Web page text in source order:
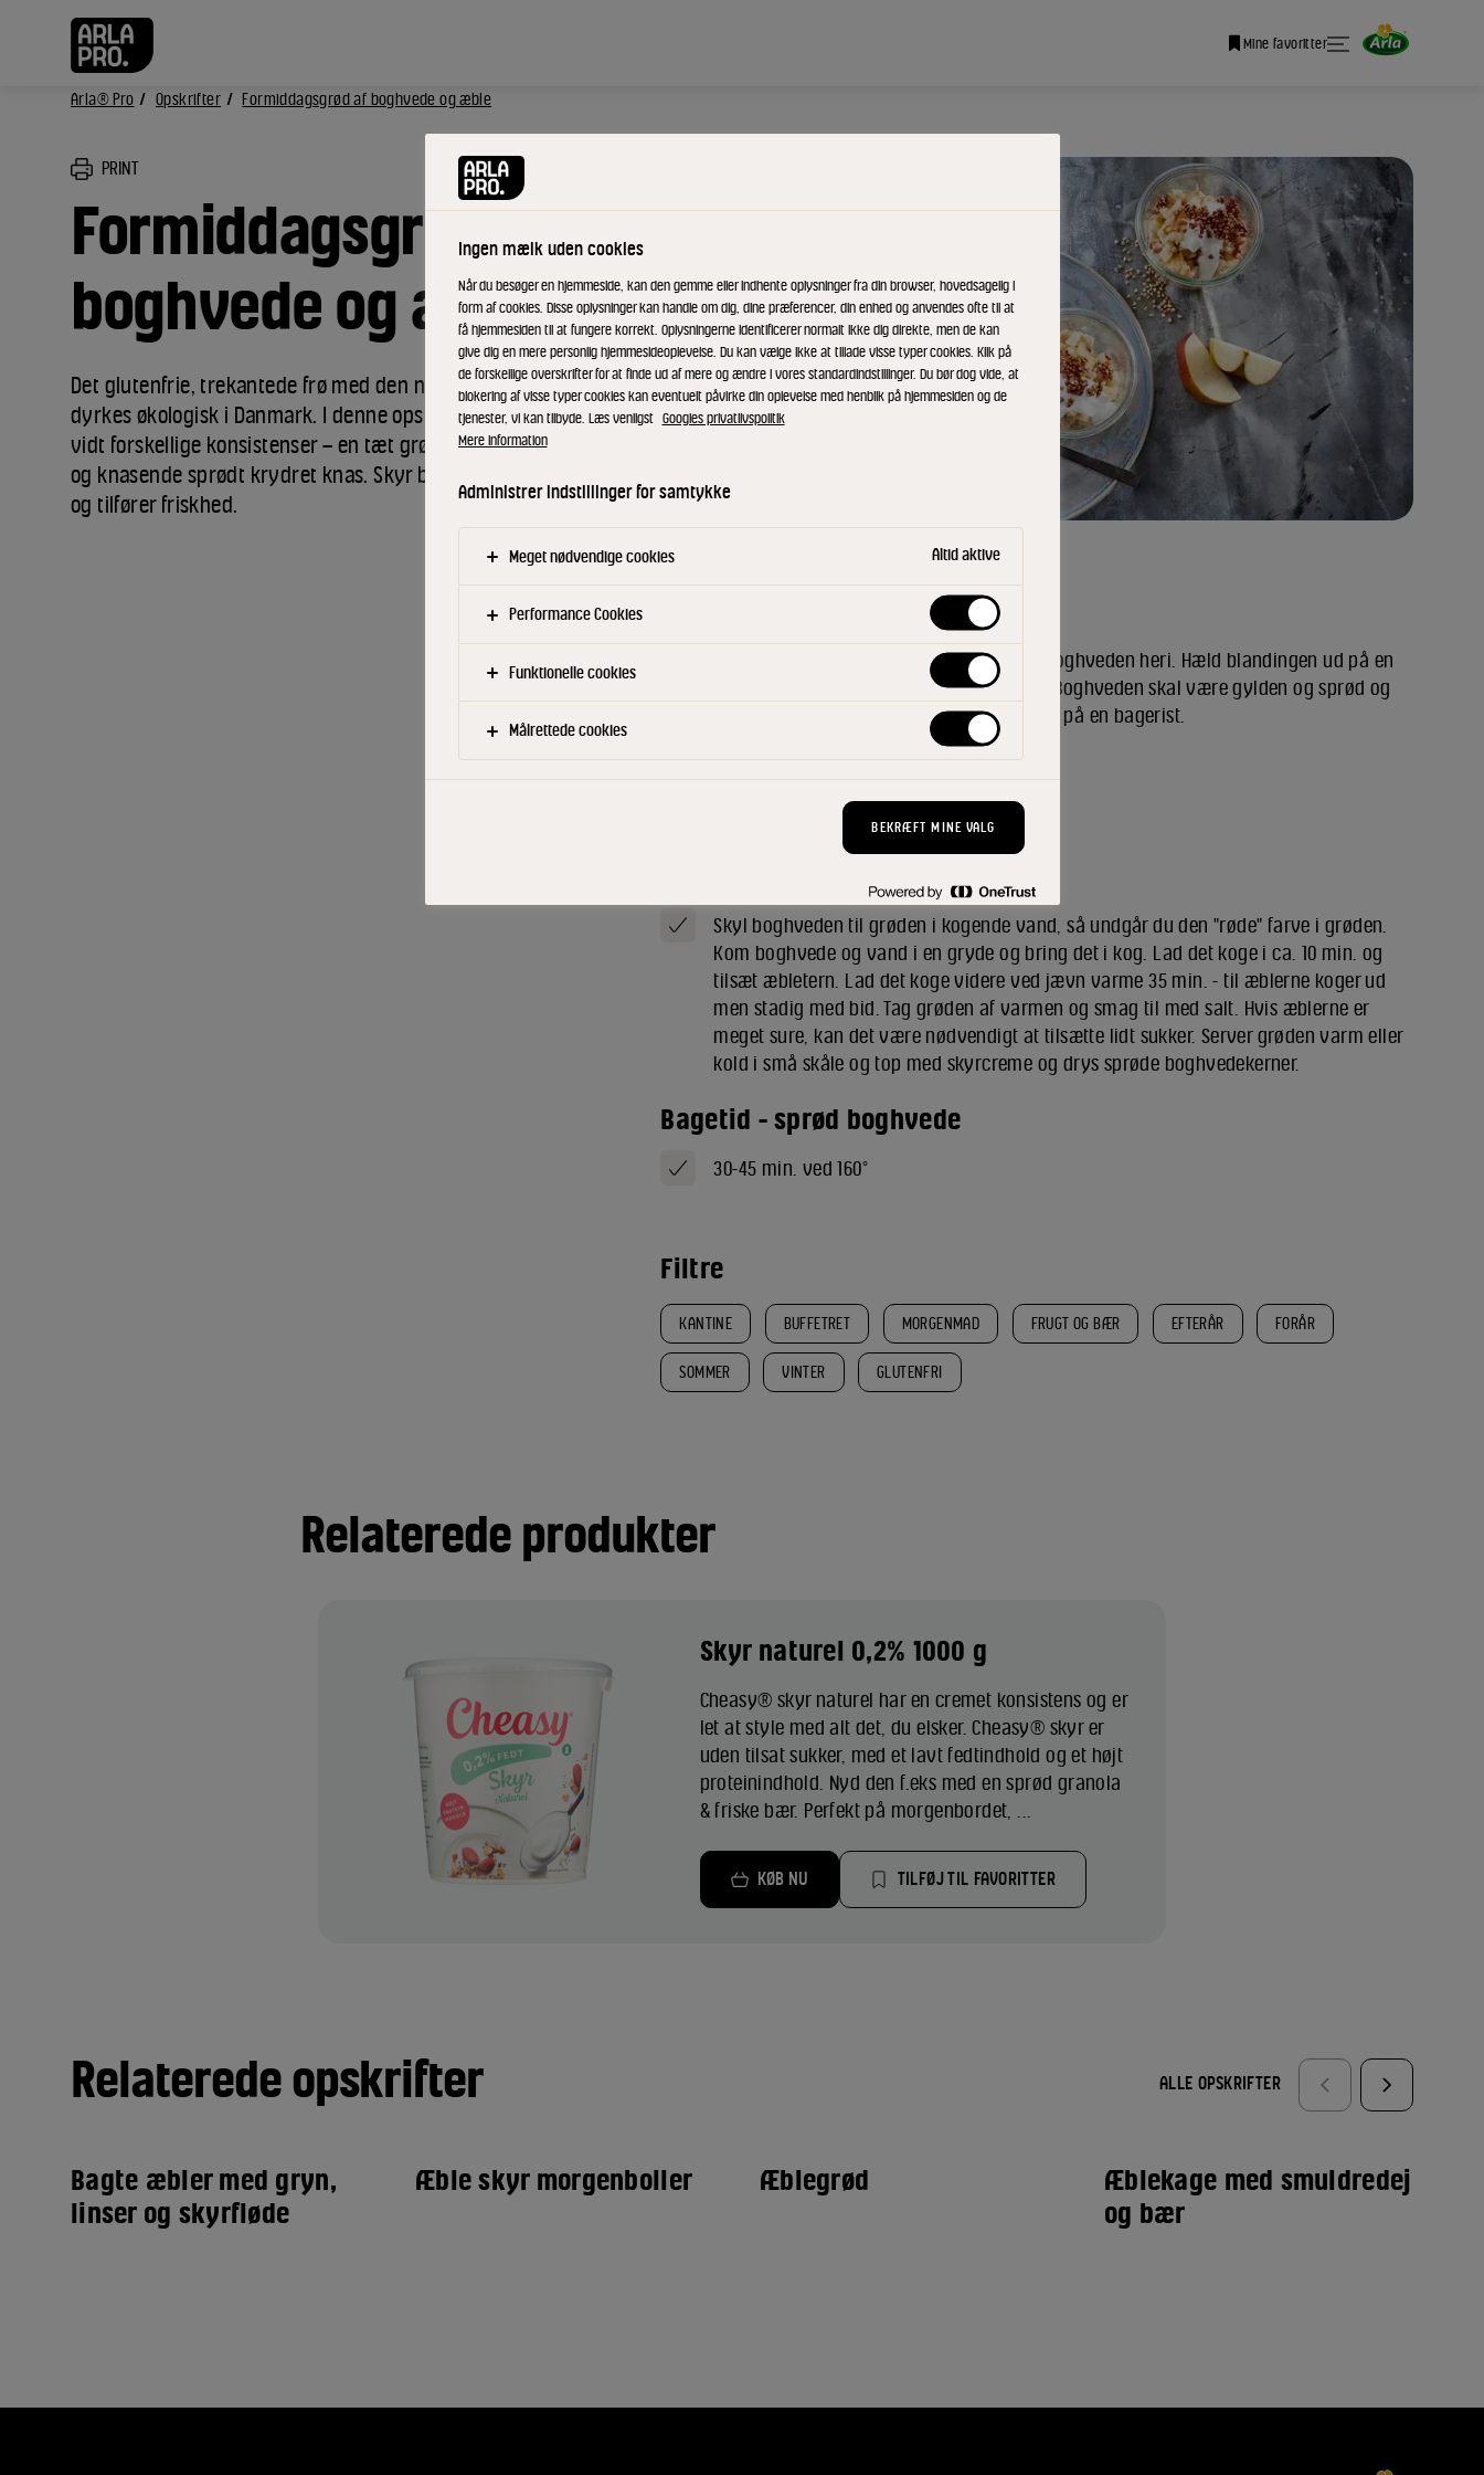
Mine favoritter
Arla® Pro Opskrifter Formiddagsgrød af boghvede og æble
PRINT
Formiddagsgrød af
boghvede og æble
Det glutenfrie, trekantede frø med den nøddeagtige smag
dyrkes økologisk i Danmark. I denne opskrift får du frøet i to
vidt forskellige konsistenser – en tæt grød med syrlige æbler
og knasende sprødt krydret knas. Skyr binder det sammen
og tilfører friskhed.
Smelt sukker og kanel i vandet og bland boghveden heri. Hæld blandingen ud på en
plade med bagepapir og bag det i ovnen. Boghveden skal være gylden og sprød og
sukkeret let karamelliseret. Lad det køle af på en bagerist.
Skyrcreme
Rør skyr sammen med fløde.
Skyl boghveden til grøden i kogende vand, så undgår du den "røde" farve i grøden.
Kom boghvede og vand i en gryde og bring det i kog. Lad det koge i ca. 10 min. og
tilsæt æbletern. Lad det koge videre ved jævn varme 35 min. - til æblerne koger ud
men stadig med bid. Tag grøden af varmen og smag til med salt. Hvis æblerne er
meget sure, kan det være nødvendigt at tilsætte lidt sukker. Server grøden varm eller
kold i små skåle og top med skyrcreme og drys sprøde boghvedekerner.
Bagetid - sprød boghvede
30-45 min. ved 160°
Filtre
KANTINE BUFFETRET MORGENMAD FRUGT OG BÆR EFTERÅR FORÅR
SOMMER VINTER GLUTENFRI
Relaterede produkter
Skyr naturel 0,2% 1000 g
Cheasy® skyr naturel har en cremet konsistens og er
let at style med alt det, du elsker. Cheasy® skyr er
uden tilsat sukker, med et lavt fedtindhold og et højt
proteinindhold. Nyd den f.eks med en sprød granola
& friske bær. Perfekt på morgenbordet, ...
KØB NU TILFØJ TIL FAVORITTER
Relaterede opskrifter ALLE OPSKRIFTER
Bagte æbler med gryn,
linser og skyrfløde
Æble skyr morgenboller Æblegrød
Æblekage med smuldredej
og bær
Ingen mælk uden cookies
Når du besøger en hjemmeside, kan den gemme eller indhente oplysninger fra din browser, hovedsagelig i
form af cookies. Disse oplysninger kan handle om dig, dine præferencer, din enhed og anvendes ofte til at
få hjemmesiden til at fungere korrekt. Oplysningerne identificerer normalt ikke dig direkte, men de kan
give dig en mere personlig hjemmesideoplevelse. Du kan vælge ikke at tillade visse typer cookies. Klik på
de forskellige overskrifter for at finde ud af mere og ændre i vores standardindstillinger. Du bør dog vide, at
blokering af visse typer cookies kan eventuelt påvirke din oplevelse med henblik på hjemmesiden og de
tjenester, vi kan tilbyde. Læs venligst Googles privatlivspolitik
Mere information
Administrer indstillinger for samtykke
Meget nødvendige cookies Altid aktive
Performance Cookies
Funktionelle cookies
Målrettede cookies
BEKRÆFT MINE VALG